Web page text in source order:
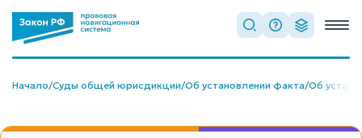
Начало/Суды общей юрисдикции/Об установлении факта/Об